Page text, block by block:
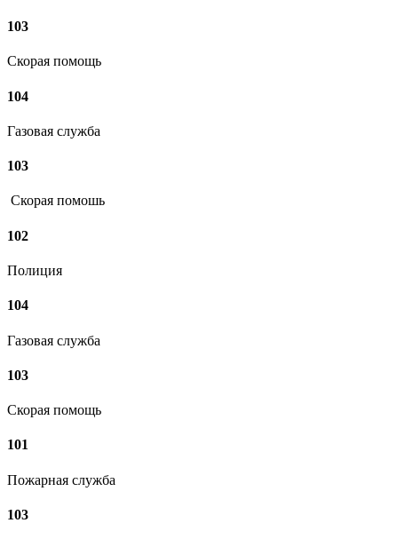
103
Скорая помощь
104
Газовая служба
103
Скорая помошь
102
Полиция
104
Газовая служба
103
Скорая помощь
101
Пожарная служба
103